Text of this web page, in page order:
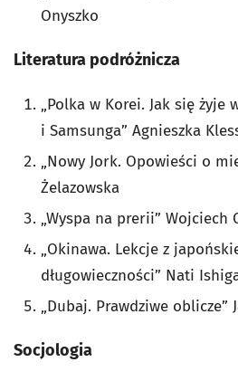
Onyszko
Literatura podróżnicza
„Polka w Korei. Jak się
i Samsunga” Agnieszka
„Nowy Jork. Opowieści o
Żelazowska
„Wyspa na prerii” Wojciech
„Okinawa. Lekcje z
długowieczności” Nati
„Dubaj. Prawdziwe oblicze”
Socjologia